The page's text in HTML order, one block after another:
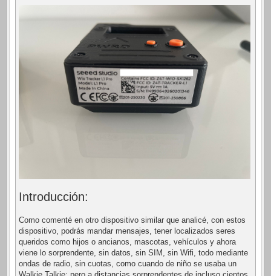
Introducción:
Como comenté en otro dispositivo similar que analicé, con estos
dispositivo, podrás mandar mensajes, tener localizados seres
queridos como hijos o ancianos, mascotas, vehículos y ahora
viene lo sorprendente, sin datos, sin SIM, sin Wifi, todo mediante
ondas de radio, sin cuotas, como cuando de niño se usaba un